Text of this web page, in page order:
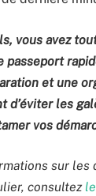
vous avez
passeport
et une
d’éviter les
vos
sur les
consultez